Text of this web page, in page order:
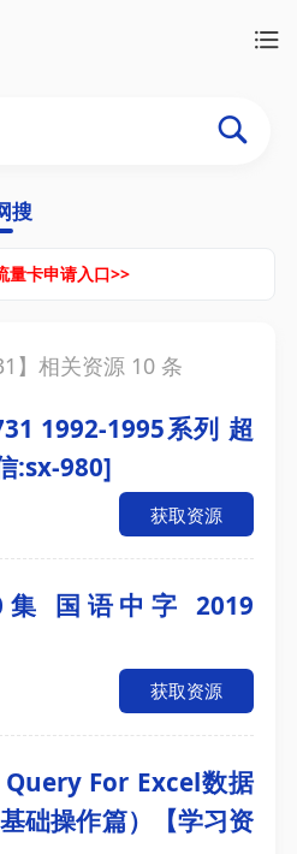
搜
量卡申请入口>>
】相关资源 10 条
1992-1995系列 超
:sx-980]
获取资源
国语中字 2019
获取资源
For Excel数据
础操作篇）【学习资